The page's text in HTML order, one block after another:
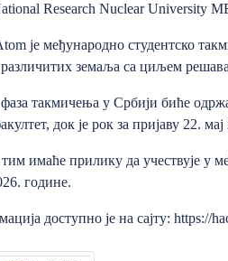
Research Nuclear University
је међународно студентско
различитих земаља са циљем
такмичења у Србији биће
док је рок за пријаву 22.
имаће прилику да учествује у
године.
доступно је на сајту:https://